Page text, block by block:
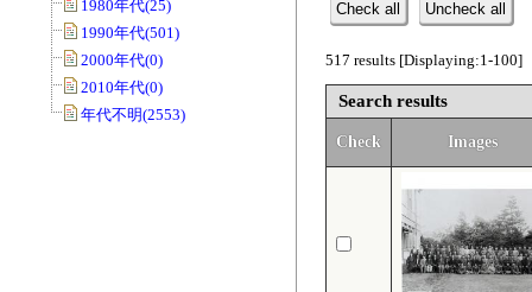
1980年代(25)
1990年代(501)
2000年代(0)
2010年代(0)
年代不明(2553)
Check all Uncheck all
517 results [Displaying:1-100]
Search results
Check Images